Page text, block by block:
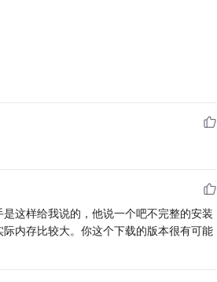
这样给我说的，他说一个吧不完整的安装
内存比较大。你这个下载的版本很有可能